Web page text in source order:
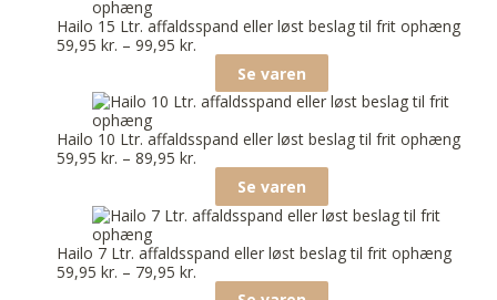
Hailo 15 Ltr. affaldsspand eller løst beslag til frit ophæng
59,95 kr. – 99,95 kr.
Se varen
Hailo 10 Ltr. affaldsspand eller løst beslag til frit ophæng
59,95 kr. – 89,95 kr.
Se varen
Hailo 7 Ltr. affaldsspand eller løst beslag til frit ophæng
59,95 kr. – 79,95 kr.